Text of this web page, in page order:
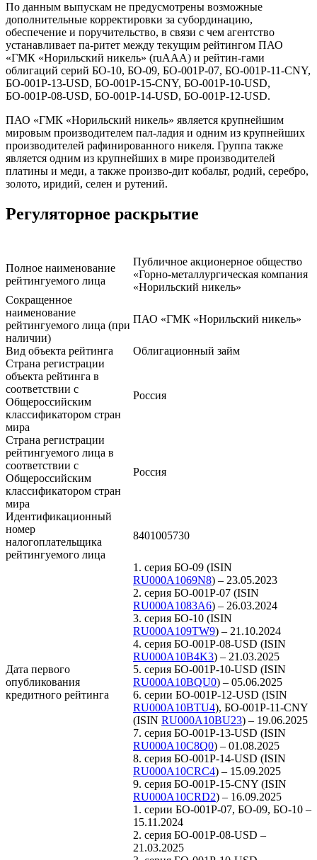
По данным выпускам не предусмотрены возможные
дополнительные корректировки за субординацию,
обеспечение и поручительство, в связи с чем агентство
устанавливает па-ритет между текущим рейтингом ПАО
«ГМК «Норильский никель» (ruAAA) и рейтин-гами
облигаций серий БО-10, БО-09, БО-001Р-07, БО-001Р-11-CNY,
БО-001P-13-USD, БО-001Р-15-CNY, БО-001P-10-USD,
БО-001Р-08-USD, БО-001Р-14-USD, БО-001P-12-USD.
ПАО «ГМК «Норильский никель» является крупнейшим
мировым производителем пал-ладия и одним из крупнейших
производителей рафинированного никеля. Группа также
является одним из крупнейших в мире производителей
платины и меди, а также произво-дит кобальт, родий, серебро,
золото, иридий, селен и рутений.
Регуляторное раскрытие
Полное наименование
рейтингуемого лица
Публичное акционерное общество
«Горно-металлургическая компания
«Норильский никель»
Сокращенное
наименование
рейтингуемого лица (при
наличии)
ПАО «ГМК «Норильский никель»
Вид объекта рейтинга
Облигационный займ
Страна регистрации
объекта рейтинга в
соответствии с
Общероссийским
классификатором стран
мира
Россия
Страна регистрации
рейтингуемого лица в
соответствии с
Общероссийским
классификатором стран
мира
Россия
Идентификационный
номер
налогоплательщика
рейтингуемого лица
8401005730
Дата первого
опубликования
кредитного рейтинга
1. серия БО-09 (ISIN
RU000A1069N8) – 23.05.2023
2. серия БО-001Р-07 (ISIN
RU000A1083A6) – 26.03.2024
3. серия БО-10 (ISIN
RU000A109TW9) – 21.10.2024
4. серия БО-001Р-08-USD (ISIN
RU000A10B4K3) – 21.03.2025
5. серия БО-001P-10-USD (ISIN
RU000A10BQU0) – 05.06.2025
6. серии БО-001P-12-USD (ISIN
RU000A10BTU4), БО-001Р-11-CNY
(ISIN RU000A10BU23) – 19.06.2025
7. серия БО-001P-13-USD (ISIN
RU000A10C8Q0) – 01.08.2025
8. серия БО-001Р-14-USD (ISIN
RU000A10CRC4) – 15.09.2025
9. серия БО-001Р-15-CNY (ISIN
RU000A10CRD2) – 16.09.2025
1. серии БО-001Р-07, БО-09, БО-10 –
15.11.2024
2. серия БО-001Р-08-USD –
21.03.2025